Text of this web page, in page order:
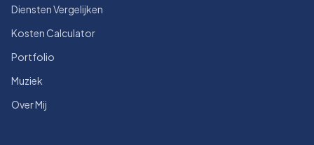
Diensten Vergelijken
Kosten Calculator
Portfolio
Muziek
Over Mij